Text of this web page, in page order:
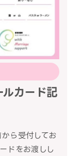
カード記
ら受付してお
ドをお渡しし